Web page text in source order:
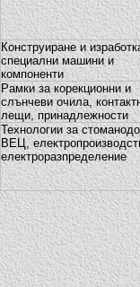
Конструиране и
специални машини и
компоненти
Рамки за корекционни и
слънчеви очила,
лещи, принадлежности
Технологии за
ВЕЦ,
електроразпределение